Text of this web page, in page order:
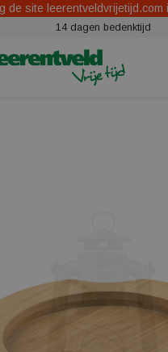
14 dagen bedenktijd